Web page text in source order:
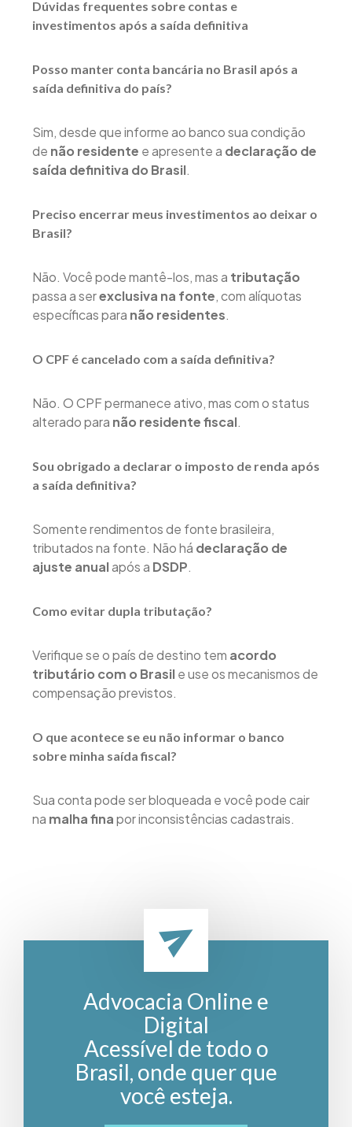
Dúvidas frequentes sobre contas e
investimentos após a saída definitiva
Posso manter conta bancária no Brasil após a
saída definitiva do país?
Sim, desde que informe ao banco sua condição
de não residente e apresente a declaração de
saída definitiva do Brasil.
Preciso encerrar meus investimentos ao deixar o
Brasil?
Não. Você pode mantê-los, mas a tributação
passa a serexclusiva na fonte, com alíquotas
específicas para não residentes.
O CPF é cancelado com a saída definitiva?
Não. O CPF permanece ativo, mas com o status
alterado para não residente fiscal.
Sou obrigado a declarar o imposto de renda após
a saída definitiva?
Somente rendimentos de fonte brasileira,
tributados na fonte. Não há declaração de
ajuste anualapós a DSDP.
Como evitar dupla tributação?
Verifique se o país de destino tem acordo
tributário com o Brasile use os mecanismos de
compensação previstos.
O que acontece se eu não informar o banco
sobre minha saída fiscal?
Sua conta pode ser bloqueada e você pode cair
na malha finapor inconsistências cadastrais.
Advocacia Online e
Digital
Acessível de todo o
Brasil, onde quer que
você esteja.